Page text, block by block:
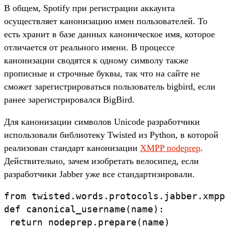
В общем, Spotify при регистрации аккаунта
осуществляет канонизацию имен пользователей. То
есть хранит в базе данных каноническое имя, которое
отличается от реального имени. В процессе
канонизации сводятся к одному символу также
прописные и строчные буквы, так что на сайте не
сможет зарегистрироваться пользователь bigbird, если
ранее зарегистрировался BigBird.
Для канонизации символов Unicode разработчики
использовали библиотеку Twisted из Python, в которой
реализован стандарт канонизации XMPP nodeprep.
Действительно, зачем изобретать велосипед, если
разработчики Jabber уже все стандартизировали.
from
def canonical_username(name):
return nodeprep.prepare(name)